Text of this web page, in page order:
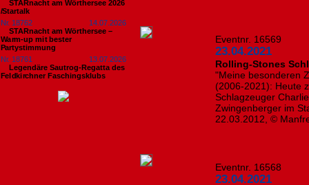
STARnacht am Wörthersee 2026
/Startalk
Nr. 18762
14.07.2026
STARnacht am Wörthersee –
Warm-up mit bester
Partystimmung
Nr. 18761
13.07.2026
Legendäre Sautrog-Regatta des
Feldkirchner Faschingsklubs
Eventnr. 16569
23.04.2021
Rolling-Stones
"Meine besonderen
(2006-2021): Heute
Schlagzeuger
Zwingenberger im
22.03.2012, ©
Eventnr. 16568
23.04.2021